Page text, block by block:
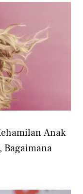
Anak
Bagaimana